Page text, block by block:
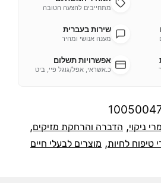
מתחייבים להצעה הטובה
שירות בעברית
מענה אנושי ומהיר
אפשרויות תשלום
כ.אשראי, אפל/גוגל פיי, ביט
ניקוי, הדברה והרחקת מזיקים,
טיפוח לחיות, מוצרים לבעלי חיים